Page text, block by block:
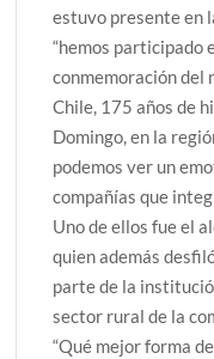
estuvo presente en
“hemos participado
conmemoración del
Chile, 175 años de
Domingo, en la
podemos ver un
compañías que
Uno de ellos fue el
quien además
parte de la
sector rural de la
“Qué mejor forma